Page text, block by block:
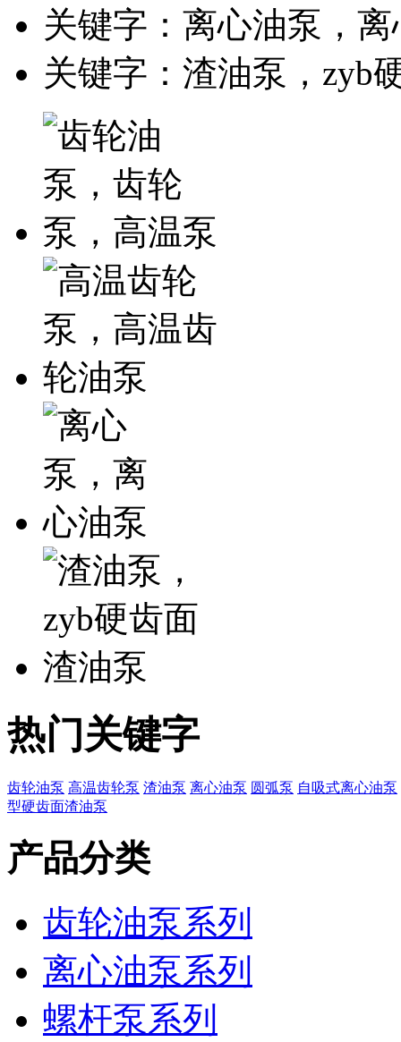
关键字：离心油泵，
关键字：渣油泵，zyb
热门关键字
齿轮油泵 高温齿轮泵 渣油泵 离心油泵 圆弧泵 自吸式离心油泵
型硬齿面渣油泵
产品分类
齿轮油泵系列
离心油泵系列
螺杆泵系列